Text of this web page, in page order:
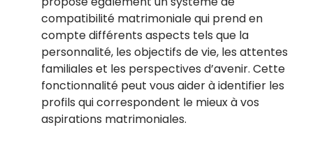
compatibilité matrimoniale qui prend en
compte différents aspects tels que la
personnalité, les objectifs de vie, les attentes
familiales et les perspectives d’avenir. Cette
fonctionnalité peut vous aider à identifier les
profils qui correspondent le mieux à vos
aspirations matrimoniales.